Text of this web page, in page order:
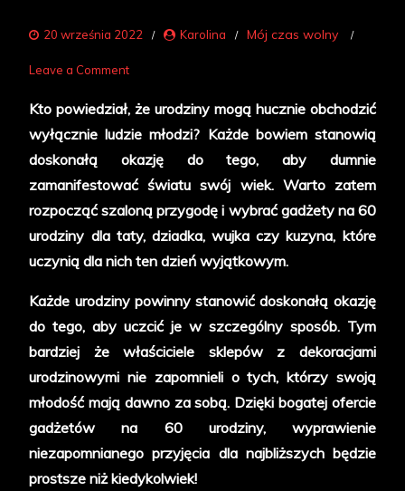
20 września 2022 Karolina Mój czas wolny
Leave a Commenton
zorganizować
niezapomnianą
sześćdziesiątkę?
Wybierając
gadżety
na
60
urodziny!
Kto powiedział, że urodziny mogą hucznie obchodzić
wyłącznie ludzie młodzi? Każde bowiem stanowią
doskonałą okazję do tego, aby dumnie
zamanifestować światu swój wiek. Warto zatem
rozpocząć szaloną przygodę i wybrać gadżety na 60
urodziny dla taty, dziadka, wujka czy kuzyna, które
uczynią dla nich ten dzień wyjątkowym.
Każde urodziny powinny stanowić doskonałą okazję
do tego, aby uczcić je w szczególny sposób. Tym
bardziej że właściciele sklepów z dekoracjami
urodzinowymi nie zapomnieli o tych, którzy swoją
młodość mają dawno za sobą. Dzięki bogatej ofercie
gadżetów na 60 urodziny, wyprawienie
niezapomnianego przyjęcia dla najbliższych będzie
prostsze niż kiedykolwiek!